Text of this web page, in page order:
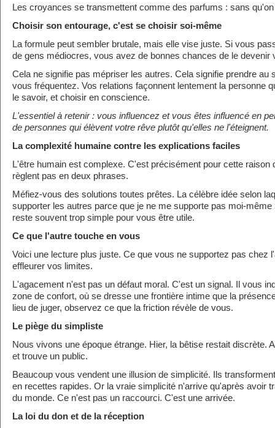
Les croyances se transmettent comme des parfums : sans
Choisir son entourage, c'est se choisir soi-même
La formule peut sembler brutale, mais elle vise juste. Si vous
de gens médiocres, vous avez de bonnes chances de le devenir
Cela ne signifie pas mépriser les autres. Cela signifie prendre au
vous fréquentez. Vos relations façonnent lentement la personne
le savoir, et choisir en conscience.
L'essentiel à retenir : vous influencez et vous êtes influencé en
de personnes qui élèvent votre rêve plutôt qu'elles ne l'éteignent.
La complexité humaine contre les explications faciles
L'être humain est complexe. C'est précisément pour cette raison
règlent pas en deux phrases.
Méfiez-vous des solutions toutes prêtes. La célèbre idée selon
supporter les autres parce que je ne me supporte pas moi-
reste souvent trop simple pour vous être utile.
Ce que l'autre touche en vous
Voici une lecture plus juste. Ce que vous ne supportez pas chez
effleurer vos limites.
L'agacement n'est pas un défaut moral. C'est un signal. Il vous
zone de confort, où se dresse une frontière intime que la
lieu de juger, observez ce que la friction révèle de vous.
Le piège du simpliste
Nous vivons une époque étrange. Hier, la bêtise restait discrète.
et trouve un public.
Beaucoup vous vendent une illusion de simplicité. Ils
en recettes rapides. Or la vraie simplicité n'arrive qu'après avoir
du monde. Ce n'est pas un raccourci. C'est une arrivée.
La loi du don et de la réception